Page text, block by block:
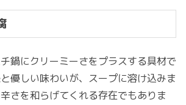
鍋にクリーミーさをプラスする具材で
優しい味わいが、スープに溶け込みま
さを和らげてくれる存在でもありま